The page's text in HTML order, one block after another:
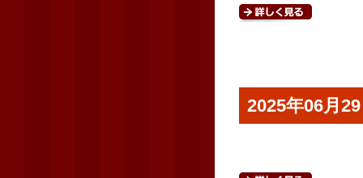
2025年06月